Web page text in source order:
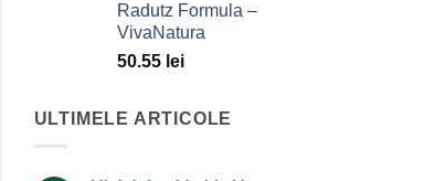
Radutz Formula –
VivaNatura
50.55 lei
ULTIMELE ARTICOLE